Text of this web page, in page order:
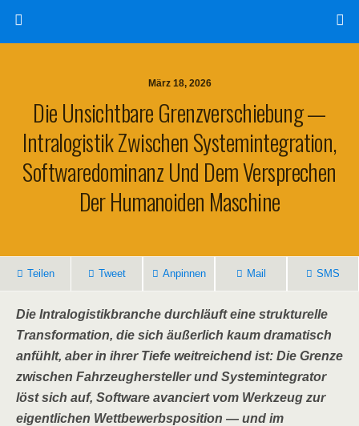
März 18, 2026
Die Unsichtbare Grenzverschiebung —
Intralogistik Zwischen Systemintegration,
Softwaredominanz Und Dem Versprechen
Der Humanoiden Maschine
Teilen Tweet Anpinnen Mail SMS
Die Intralogistikbranche durchläuft eine strukturelle
Transformation, die sich äußerlich kaum dramatisch
anfühlt, aber in ihrer Tiefe weitreichend ist: Die Grenze
zwischen Fahrzeughersteller und Systemintegrator
löst sich auf, Software avanciert vom Werkzeug zur
eigentlichen Wettbewerbsposition — und im